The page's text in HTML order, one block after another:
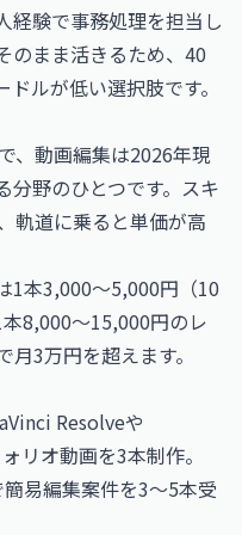
経験で事務処理を担当し
のまま活きるため、40
ルが低い選択肢です。
、動画編集は2026年現
分野のひとつです。スキ
軌道に乗ると単価が高
1本3,000〜5,000円（10
8,000〜15,000円のレ
3万円を超えます。
Resolveや
リオ動画を3本制作。
易編集案件を3〜5本受